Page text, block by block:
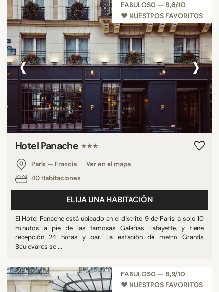
FABULOSO — 8,6/10
♥︎ NUESTROS FAVORITOS
‹ ›
Hotel Panache ★★★
París — Francia
Ver en el mapa
40 Habitaciones
ELIJA UNA HABITACIÓN
El Hotel Panache está ubicado en el distrito 9 de París, a solo 10
minutos a pie de las famosas Galerías Lafayette, y tiene
recepción 24 horas y bar. La estación de metro Grands
Boulevards se ...
FABULOSO — 8,9/10
♥︎ NUESTROS FAVORITOS